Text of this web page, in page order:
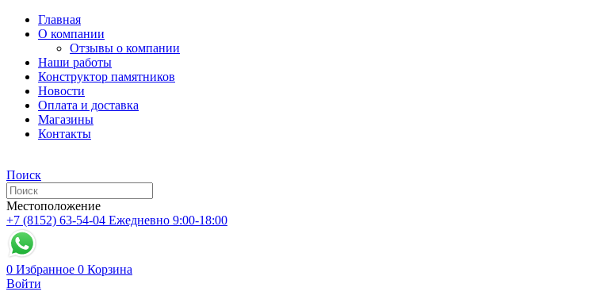
Главная
О компании
Отзывы о компании
Наши работы
Конструктор памятников
Новости
Оплата и доставка
Магазины
Контакты
Поиск
Местоположение
+7 (8152) 63-54-04 Ежедневно 9:00-18:00
0 Избранное 0 Корзина
Войти